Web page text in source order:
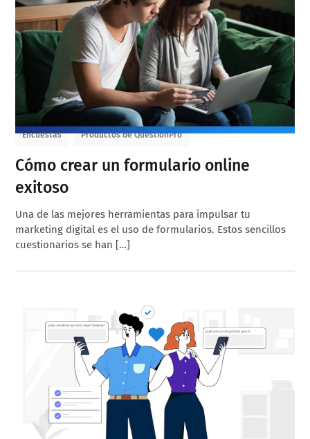
Encuestas Productos de QuestionPro
Cómo crear un formulario online
exitoso
Una de las mejores herramientas para impulsar tu
marketing digital es el uso de formularios. Estos sencillos
cuestionarios se han […]